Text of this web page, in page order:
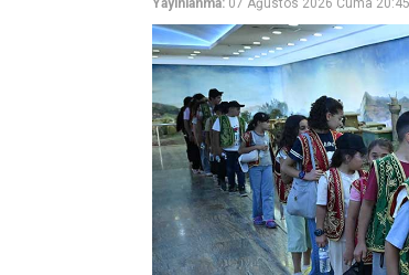
Yayınlanma: 07 Ağustos 2026 Cuma 20:45